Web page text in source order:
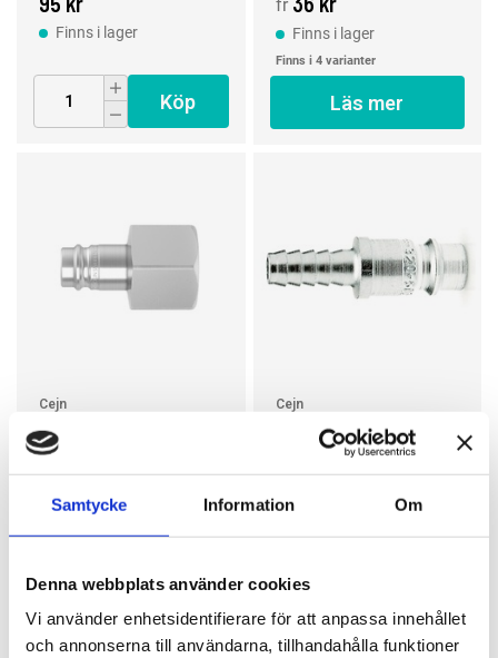
Samtycke Information Om
Denna webbplats använder cookies
Vi använder enhetsidentifierare för att anpassa innehållet
och annonserna till användarna, tillhandahålla funktioner
Finns i lager
Köp
fr
Finns i lager
Finns i 4 varianter
Läs mer
Cejn
Nippel med invändig
gänga G
Nippel 410-serien invändig
58 kr
Finns i lager
Läs mer
Cejn
Nippel med
slangsockel
Nippel 320-serien
slangsockel
fr 36 kr
Finns i lager
Läs mer